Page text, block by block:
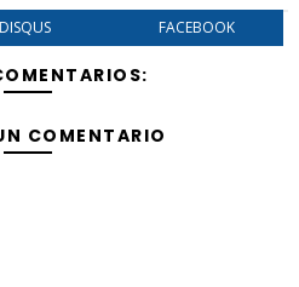
DISQUS FACEBOOK
COMENTARIO